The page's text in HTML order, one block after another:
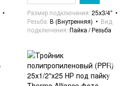
Размер подключения 25х3/4"
Резьба В (Внутренняя)
Вид
подключения Пайка / Резьба